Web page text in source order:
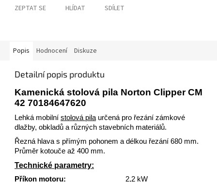
ZEPTAT SE HLÍDAT SDÍLET
Popis Hodnocení Diskuze
Detailní popis produktu
Kamenická stolová pila Norton Clipper CM
42 70184647620
Lehká mobilní stolová pilaurčená pro řezání zámkové
dlažby, obkladů a různých stavebních materiálů.
Řezná hlava s přímým pohonem a délkou řezání 680 mm.
Průměr kotouče až 400 mm.
Technické parametry:
Příkon motoru:
2,2 kW